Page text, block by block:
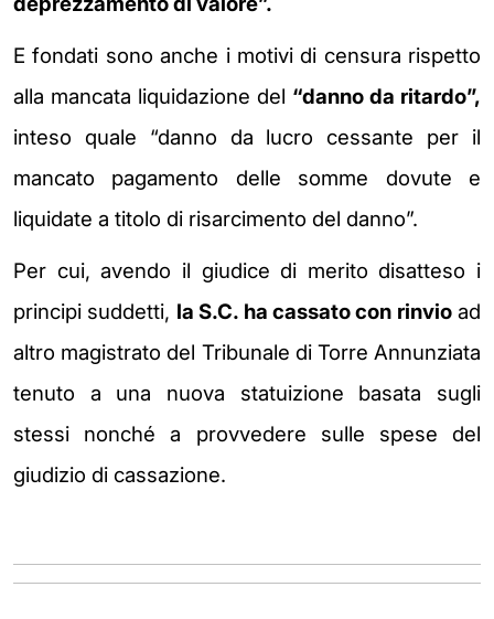
E fondati sono anche i motivi di censura rispetto
alla mancata liquidazione del “danno da ritardo”,
inteso quale “danno da lucro cessante per il
mancato pagamento delle somme dovute e
liquidate a titolo di risarcimento del danno”.
Per cui, avendo il giudice di merito disatteso i
principi suddetti, la S.C. ha cassato con rinvioad
altro magistrato del Tribunale di Torre Annunziata
tenuto a una nuova statuizione basata sugli
stessi nonché a provvedere sulle spese del
giudizio di cassazione.